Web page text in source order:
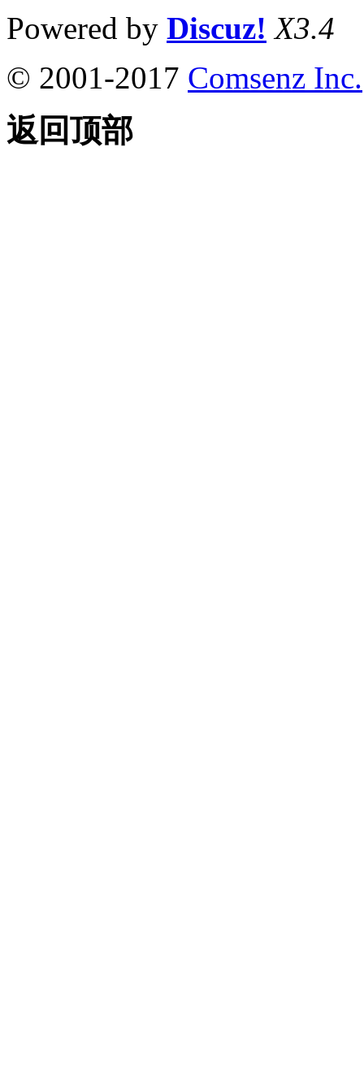
Powered by Discuz! X3.4
© 2001-2017 Comsenz Inc.
返回顶部